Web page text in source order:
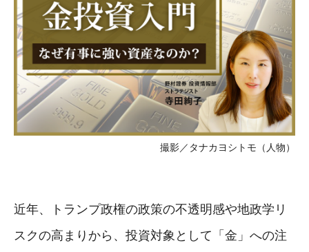
撮影／タナカヨシトモ（人物）
近年、トランプ政権の政策の不透明感や地政学リ
スクの高まりから、投資対象として「金」への注